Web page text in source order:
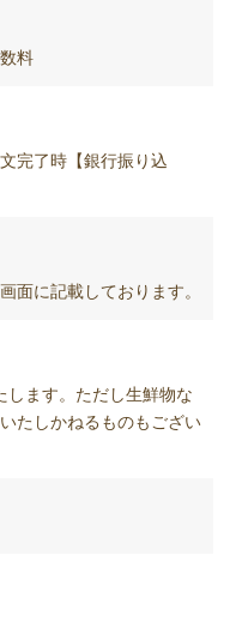
料
完了時【銀行振り込
面に記載しております。
します。ただし生鮮物な
たしかねるものもござい